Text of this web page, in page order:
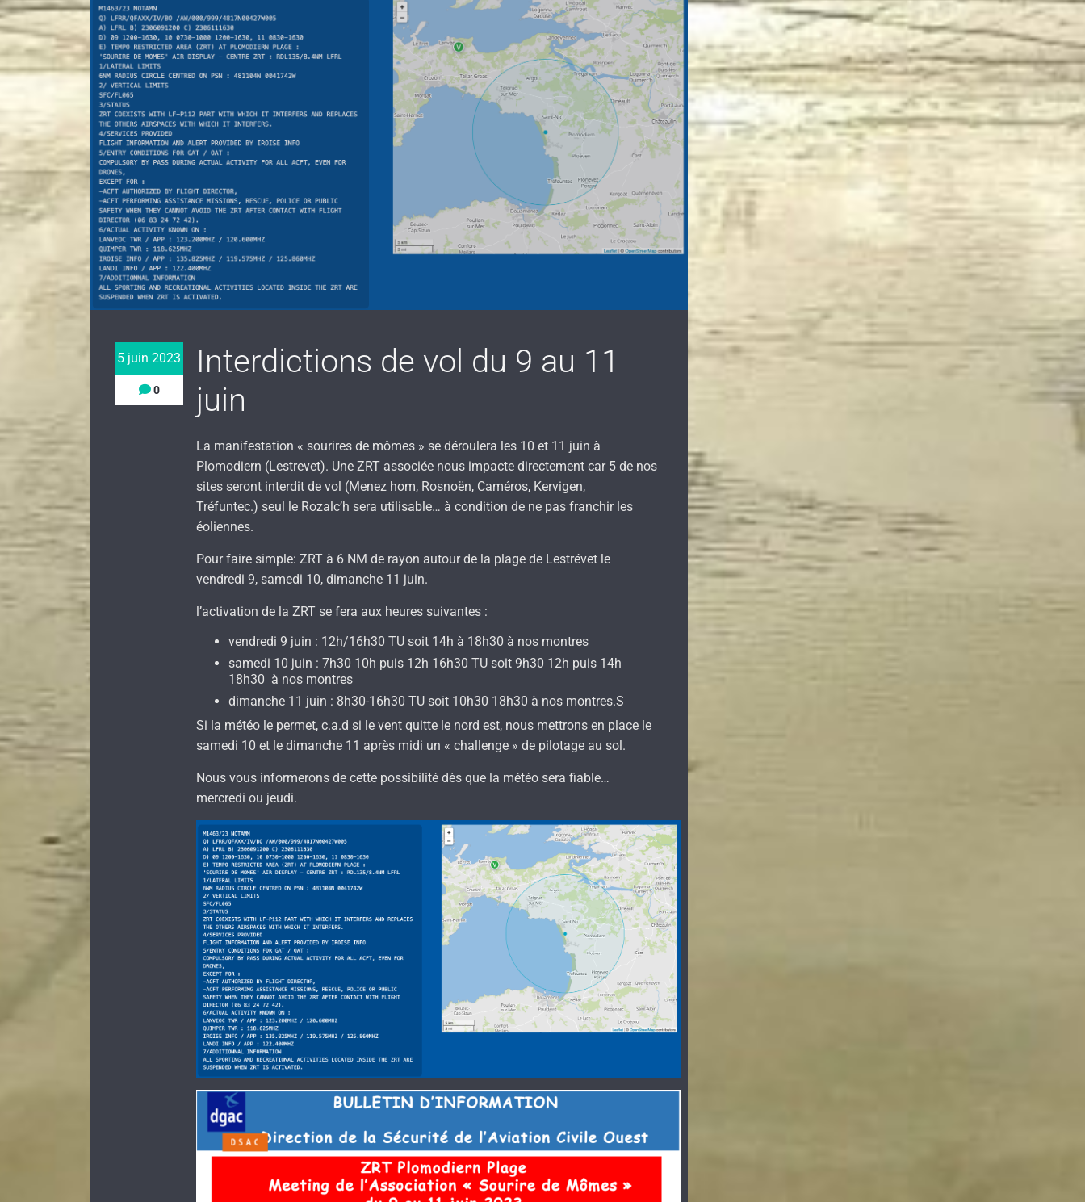
5 juin 2023
0
Interdictions de vol du 9 au 11
juin
La manifestation « sourires de mômes » se déroulera les 10 et 11 juin à
Plomodiern (Lestrevet). Une ZRT associée nous impacte directement car 5 de nos
sites seront interdit de vol (Menez hom, Rosnoën, Caméros, Kervigen,
Tréfuntec.) seul le Rozalc’h sera utilisable… à condition de ne pas franchir les
éoliennes.
Pour faire simple: ZRT à 6 NM de rayon autour de la plage de Lestrévet le
vendredi 9, samedi 10, dimanche 11 juin.
l’activation de la ZRT se fera aux heures suivantes :
vendredi 9 juin : 12h/16h30 TU soit 14h à 18h30 à nos montres
samedi 10 juin : 7h30 10h puis 12h 16h30 TU soit 9h30 12h puis 14h
18h30 à nos montres
dimanche 11 juin : 8h30-16h30 TU soit 10h30 18h30 à nos montres.S
Si la météo le permet, c.a.d si le vent quitte le nord est, nous mettrons en place le
samedi 10 et le dimanche 11 après midi un « challenge » de pilotage au sol.
Nous vous informerons de cette possibilité dès que la météo sera fiable…
mercredi ou jeudi.